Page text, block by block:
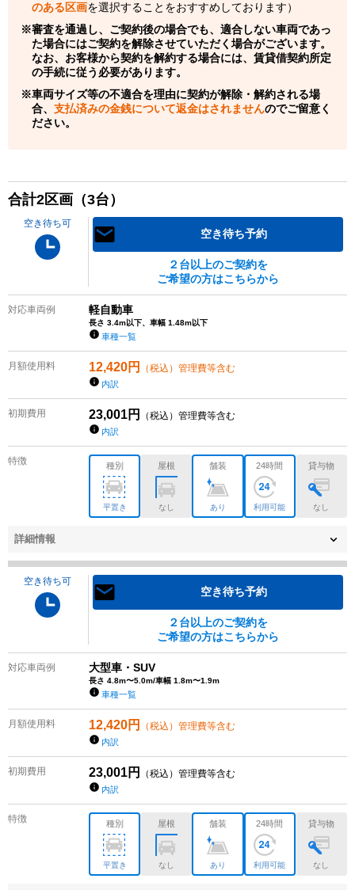
のある区画を選択することをおすすめしております）
審査を通過し、ご契約後の場合でも、適合しない車両であっ
た場合にはご契約を解除させていただく場合がございます。
なお、お客様から契約を解約する場合には、賃貸借契約所定
の手続に従う必要があります。
車両サイズ等の不適合を理由に契約が解除・解約される場
合、 支払済みの金銭について返金はされませんのでご留意く
ださい。
合計2区画（3台）
空き待ち可
空き待ち予約
２台以上のご契約を
ご希望の方はこちらから
対応車両例 軽自動車
長さ 3.4m以下、車幅 1.48m以下
車種一覧
月額使用料 12,420円 （税込）管理費等含む
内訳
初期費用 23,001円 （税込）管理費等含む
内訳
特徴 種別
平置き
屋根
なし
舗装
あり
24時間
利用可能
貸与物
なし
詳細情報
空き待ち可
空き待ち予約
２台以上のご契約を
ご希望の方はこちらから
対応車両例 大型車・SUV
長さ 4.8m〜5.0m/車幅 1.8m〜1.9m
車種一覧
月額使用料 12,420円 （税込）管理費等含む
内訳
初期費用 23,001円 （税込）管理費等含む
内訳
特徴 種別
平置き
屋根
なし
舗装
あり
24時間
利用可能
貸与物
なし